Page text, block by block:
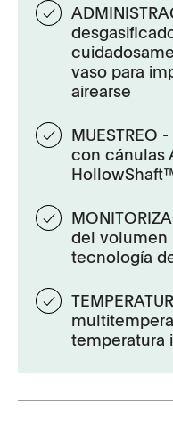
vaso para
airearse
MUESTREO
con cánulas
del volumen
tecnología
temperatura